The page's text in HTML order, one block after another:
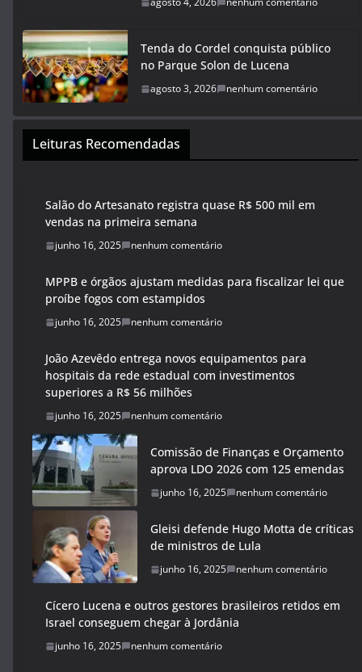
Tenda do Cordel conquista público
no Parque Solon de Lucena
agosto 3, 2026 nenhum comentário
Leituras Recomendadas
Salão do Artesanato registra quase R$ 500 mil em
vendas na primeira semana
junho 16, 2025 nenhum comentário
MPPB e órgãos ajustam medidas para fiscalizar lei que
proíbe fogos com estampidos
junho 16, 2025 nenhum comentário
João Azevêdo entrega novos equipamentos para
hospitais da rede estadual com investimentos
superiores a R$ 56 milhões
junho 16, 2025 nenhum comentário
Comissão de Finanças e Orçamento
aprova LDO 2026 com 125 emendas
junho 16, 2025 nenhum comentário
Gleisi defende Hugo Motta de críticas
de ministros de Lula
junho 16, 2025 nenhum comentário
Cícero Lucena e outros gestores brasileiros retidos em
Israel conseguem chegar à Jordânia
junho 16, 2025 nenhum comentário